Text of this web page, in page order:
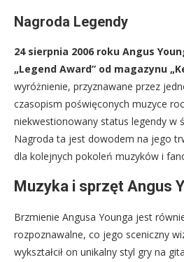
Nagroda Legendy
24 sierpnia 2006 roku Angus
„Legend Award” od magazynu
wyróżnienie, przyznawane przez
czasopism poświęconych muzyce
niekwestionowany status legendy w
Nagroda ta jest dowodem na jego
dla kolejnych pokoleń muzyków i
Muzyka i sprzęt Angus
Brzmienie Angusa Younga jest
rozpoznawalne, co jego sceniczny
wykształcił on unikalny styl gry na